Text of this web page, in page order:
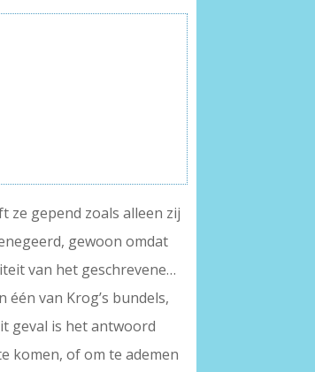
ze gepend zoals alleen zij
gewoon omdat
van het geschrevene…
van Krog’s bundels,
geval is het antwoord
komen, of om te ademen